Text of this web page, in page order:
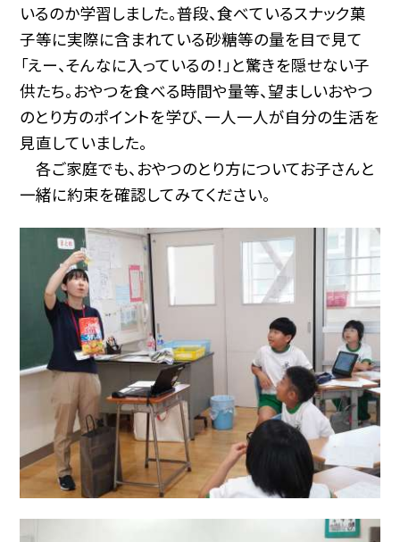
いるのか学習しました。普段、食べているスナック菓
子等に実際に含まれている砂糖等の量を目で見て
「えー、そんなに入っているの！」と驚きを隠せない子
供たち。おやつを食べる時間や量等、望ましいおやつ
のとり方のポイントを学び、一人一人が自分の生活を
見直していました。
各ご家庭でも、おやつのとり方についてお子さんと
一緒に約束を確認してみてください。